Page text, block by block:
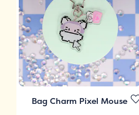
Bag Charm Pixel Mouse